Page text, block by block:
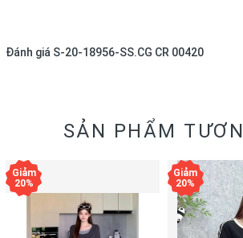
Đánh giá S-20-18956-SS.CG CR 00420
SẢN PHẨM